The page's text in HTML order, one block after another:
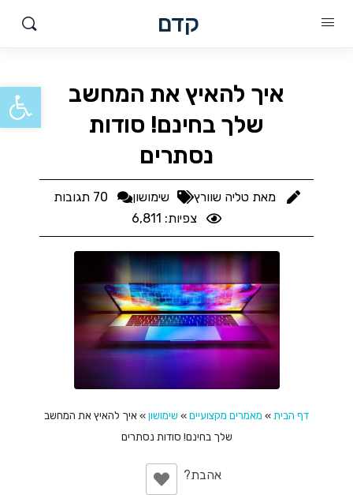
קדם
איך להאיץ את המחשב
שלך בחינם! סודות
נסתרים
מאת טליה שוורץ שימושון
70 תגובות
צפיות: 6,811
דף הבית » מאמרים מקצועיים» שימושון» איך להאיץ את המחשב
שלך בחינם! סודות נסתרים
פתח